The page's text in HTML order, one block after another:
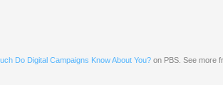
Do Digital Campaigns Know About You? on PBS. See more